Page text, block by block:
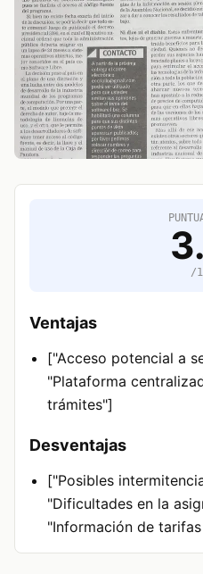
/
Ventajas
["Acceso potencial a
"Plataforma
trámites"]
Desventajas
["Posibles
"Dificultades en la
"Información de